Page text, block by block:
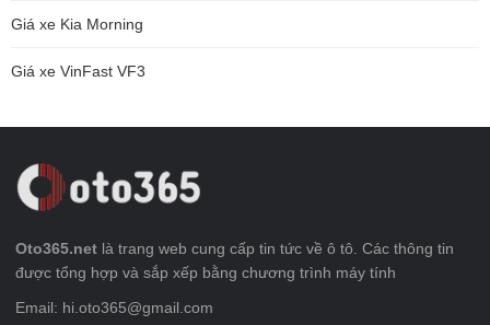
Giá xe Kia Morning
Giá xe VinFast VF3
Oto365.net là trang web cung cấp tin tức về ô tô. Các thông tin
được tổng hợp và sắp xếp bằng chương trình máy tính
Email: hi.oto365@gmail.com